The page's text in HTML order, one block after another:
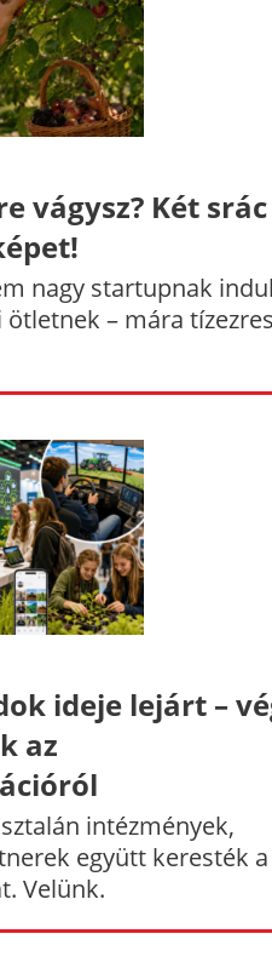
vágysz? Két srác
nagy startupnak
– mára
ideje lejárt –
az
intézmények,
együtt keresték a
Velünk.